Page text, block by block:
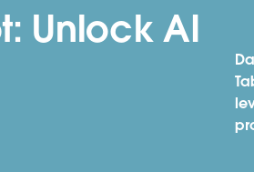
Unlock AI